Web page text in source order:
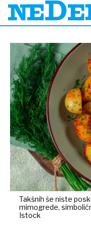
Takšnih še niste
mimogrede,
Istock